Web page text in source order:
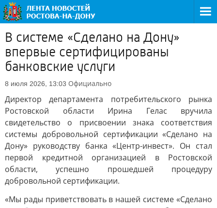
В системе «Сделано на Дону»
впервые сертифицированы
банковские услуги
8 июля 2026, 13:03 Официально
Директор департамента потребительского рынка
Ростовской области Ирина Гелас вручила
свидетельство о присвоении знака соответствия
системы добровольной сертификации «Сделано на
Дону» руководству банка «Центр-инвест». Он стал
первой кредитной организацией в Ростовской
области, успешно прошедшей процедуру
добровольной сертификации.
«Мы рады приветствовать в нашей системе «Сделано